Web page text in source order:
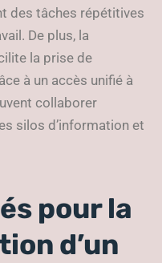
des tâches répétitives
De plus, la
la prise de
à un accès unifié à
collaborer
silos d’information et
pour la
d’un